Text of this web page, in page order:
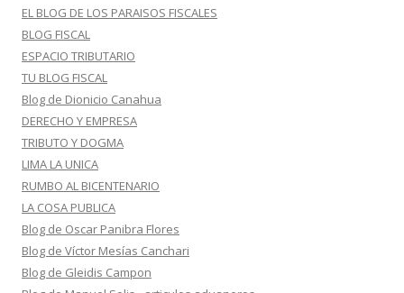
EL BLOG DE LOS PARAISOS FISCALES
BLOG FISCAL
ESPACIO TRIBUTARIO
TU BLOG FISCAL
Blog de Dionicio Canahua
DERECHO Y EMPRESA
TRIBUTO Y DOGMA
LIMA LA UNICA
RUMBO AL BICENTENARIO
LA COSA PUBLICA
Blog de Oscar Panibra Flores
Blog de Víctor Mesías Canchari
Blog de Gleidis Campon